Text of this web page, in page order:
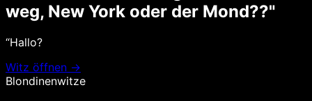
weg, New York oder der Mond??"
“Hallo?
Witz öffnen →
Blondinenwitze